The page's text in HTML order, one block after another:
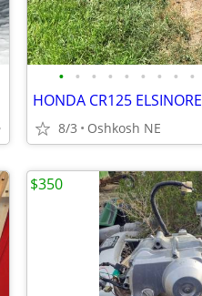
• • • • • • • • •
HONDA CR125 ELSINORE
8/3 Oshkosh NE
$350